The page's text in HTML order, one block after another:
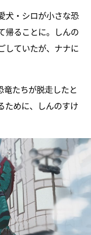
犬・シロが小さな恐
帰ることに。しんの
していたが、ナナに
竜たちが脱走したと
ために、しんのすけ